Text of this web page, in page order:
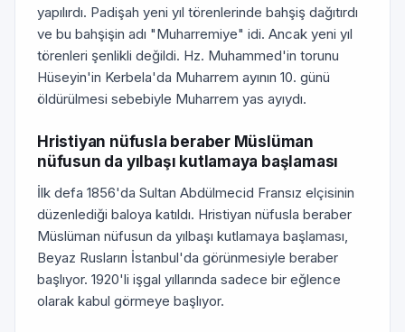
yapılırdı. Padişah yeni yıl törenlerinde bahşiş dağıtırdı
ve bu bahşişin adı "Muharremiye" idi. Ancak yeni yıl
törenleri şenlikli değildi. Hz. Muhammed'in torunu
Hüseyin'in Kerbela'da Muharrem ayının 10. günü
öldürülmesi sebebiyle Muharrem yas ayıydı.
Hristiyan nüfusla beraber Müslüman
nüfusun da yılbaşı kutlamaya başlaması
İlk defa 1856'da Sultan Abdülmecid Fransız elçisinin
düzenlediği baloya katıldı. Hristiyan nüfusla beraber
Müslüman nüfusun da yılbaşı kutlamaya başlaması,
Beyaz Rusların İstanbul'da görünmesiyle beraber
başlıyor. 1920'li işgal yıllarında sadece bir eğlence
olarak kabul görmeye başlıyor.